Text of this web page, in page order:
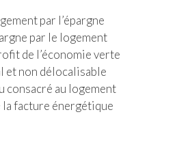
par l’épargne
par le logement
de l’économie verte
et non délocalisable
consacré au logement
la facture énergétique